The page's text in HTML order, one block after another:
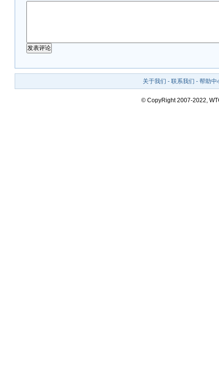
关于我们 - 联系我们 - 帮助中
© CopyRight 2007-2022,